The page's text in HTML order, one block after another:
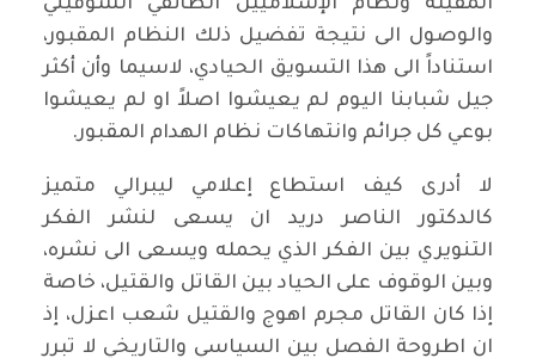
المقيتة ونظام الإسلاميين الطائفي الشوفيني
والوصول الى نتيجة تفضيل ذلك النظام المقبور،
استناداً الى هذا التسويق الحيادي، لاسيما وأن أكثر
جيل شبابنا اليوم لم يعيشوا اصلاً او لم يعيشوا
بوعي كل جرائم وانتهاكات نظام الهدام المقبور.
لا أدرى كيف استطاع إعلامي ليبرالي متميز
كالدكتور الناصر دريد ان يسعى لنشر الفكر
التنويري بين الفكر الذي يحمله ويسعى الى نشره،
وبين الوقوف على الحياد بين القاتل والقتيل، خاصة
إذا كان القاتل مجرم اهوج والقتيل شعب اعزل، إذ
ان اطروحة الفصل بين السياسي والتاريخي لا تبرر